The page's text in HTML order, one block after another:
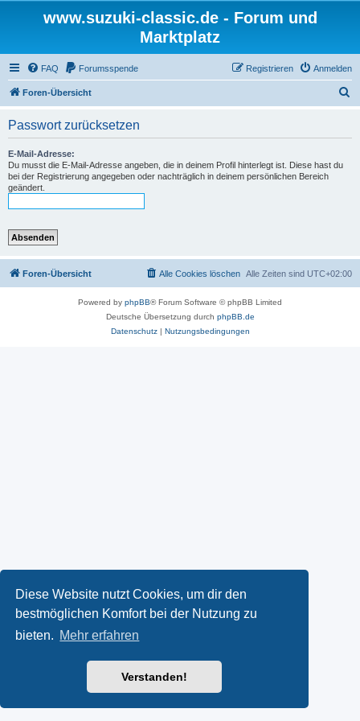
Diese Website nutzt Cookies, um dir den
bestmöglichen Komfort bei der Nutzung zu
bieten. Mehr erfahren
Verstanden!
www.suzuki-classic.de - Forum und
Marktplatz
FAQ Forumsspende Anmelden
Registrieren
Foren-Übersicht
Passwort zurücksetzen
E-Mail-Adresse:
Du musst die E-Mail-Adresse angeben, die in deinem Profil hinterlegt ist. Diese hast du
bei der Registrierung angegeben oder nachträglich in deinem persönlichen Bereich
geändert.
Foren-Übersicht Alle Zeiten sind UTC+02:00
Alle Cookies löschen
Powered by phpBB® Forum Software © phpBB Limited
Deutsche Übersetzung durch phpBB.de
Datenschutz| Nutzungsbedingungen